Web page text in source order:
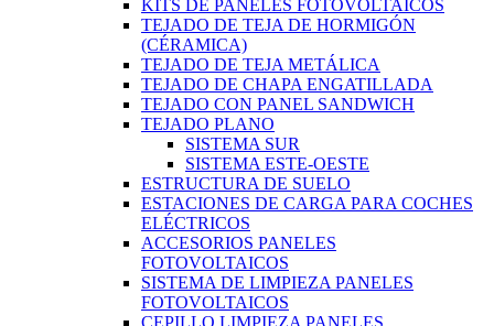
KITS DE PANELES FOTOVOLTAICOS
TEJADO DE TEJA DE HORMIGÓN
(CÉRAMICA)
TEJADO DE TEJA METÁLICA
TEJADO DE CHAPA ENGATILLADA
TEJADO CON PANEL SANDWICH
TEJADO PLANO
SISTEMA SUR
SISTEMA ESTE-OESTE
ESTRUCTURA DE SUELO
ESTACIONES DE CARGA PARA COCHES
ELÉCTRICOS
ACCESORIOS PANELES
FOTOVOLTAICOS
SISTEMA DE LIMPIEZA PANELES
FOTOVOLTAICOS
CEPILLO LIMPIEZA PANELES